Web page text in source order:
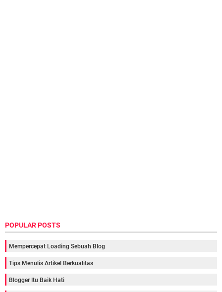
POPULAR POSTS
Mempercepat Loading Sebuah Blog
Tips Menulis Artikel Berkualitas
Blogger Itu Baik Hati